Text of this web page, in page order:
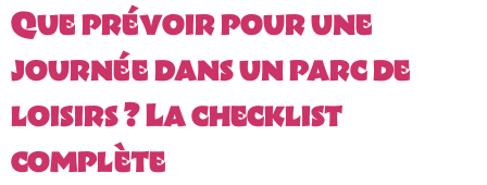
Que prévoir pour une
journée dans un parc de
loisirs ? La checklist
complète